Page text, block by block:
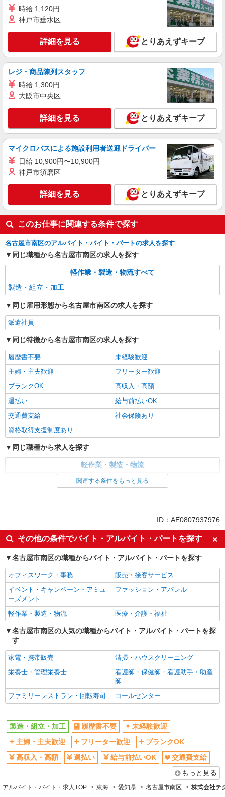
時給 1,120円
神戸市垂水区
詳細を見る とりあえずキープ
レジ・商品陳列スタッフ
時給 1,300円
大阪市中央区
詳細を見る とりあえずキープ
マイクロバスによる施設利用者送迎ドライバー
日給 10,900円〜10,900円
神戸市須磨区
詳細を見る とりあえずキープ
このお仕事に関連する条件で探す
名古屋市南区のアルバイト・バイト・パートの求人を探す
同じ職種から名古屋市南区の求人を探す
軽作業・製造・物流すべて
製造・組立・加工
同じ雇用形態から名古屋市南区の求人を探す
派遣社員
同じ特徴から名古屋市南区の求人を探す
履歴書不要
未経験歓迎
主婦・主夫歓迎
フリーター歓迎
ブランクOK
高収入・高額
週払い
給与前払いOK
交通費支給
社会保険あり
資格取得支援制度あり
同じ職種から求人を探す
軽作業・製造・物流
社会保険あり
関連する条件をもっと見る
ID：AE0807937976
その他の条件でバイト・アルバイト・パートを探す
名古屋市南区の職種からバイト・アルバイト・パートを探す
オフィスワーク・事務
販売・接客サービス
イベント・キャンペーン・アミュ
ーズメント
ファッション・アパレル
軽作業・製造・物流 医療・介護・福祉
名古屋市南区の人気の職種からバイト・アルバイト・パートを探
す
家電・携帯販売
清掃・ハウスクリーニング
栄養士・管理栄養士
看護師・保健師・看護助手・助産
師
ファミリーレストラン・回転寿司
コールセンター
製造・組立・加工 履歴書不要
未経験歓迎
主婦・主夫歓迎
フリーター歓迎
ブランクOK
高収入・高額
週払い 給与前払いOK
交通費支給
もっと見る
アルバイト・バイト・求人TOP 東海 愛知県 名古屋市南区 株式会社テ